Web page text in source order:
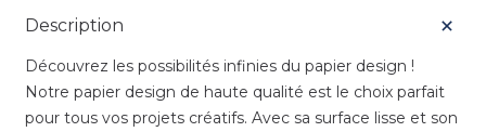
Description
Découvrez les possibilités infinies du papier design !
Notre papier design de haute qualité est le choix parfait
pour tous vos projets créatifs. Avec sa surface lisse et son